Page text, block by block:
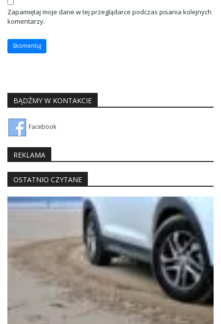
Zapamiętaj moje dane w tej przeglądarce podczas pisania kolejnych
komentarzy.
BĄDŹMY W KONTAKCIE
Facebook
REKLAMA
OSTATNIO CZYTANE